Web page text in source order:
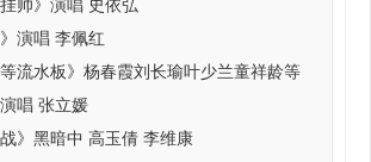
帅》演唱 史依弘
演唱 李佩红
流水板》杨春霞刘长瑜叶少兰童祥龄等
唱 张立媛
》黑暗中 高玉倩 李维康